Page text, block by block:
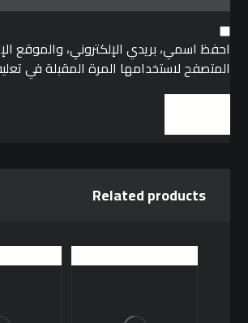
احفظ اسمي، بريدي الإلكتروني، والموقع
المتصفح لاستخدامها المرة المقبلة في
Related products